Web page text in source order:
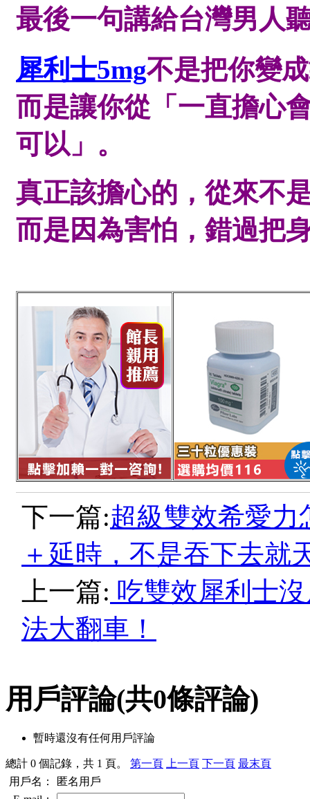
最後一句講給台灣男人
犀利士5mg不是把你變
而是讓你從「一直擔心
可以」。
真正該擔心的，從來不
而是因為害怕，錯過把
下一篇:超級雙效希愛力
＋延時，不是吞下去就
上一篇: 吃雙效犀利士
法大翻車！
用戶評論(共0條評論)
暫時還沒有任何用戶評論
總計 0 個記錄，共 1 頁。 第一頁 上一頁 下一頁 最末頁
用戶名：
匿名用戶